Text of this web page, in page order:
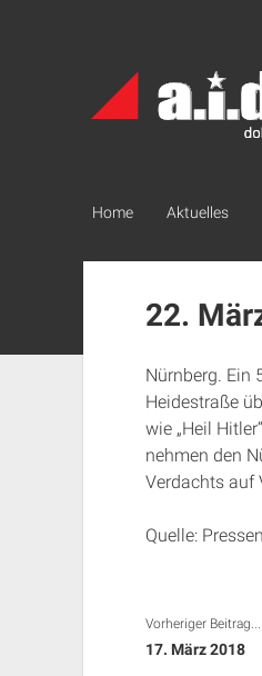
Archiv
München
Home Aktuelles
22.
Nürnberg. Ein
Heidestraße
wie „Heil
nehmen den
Verdachts auf
Quelle:
Vorheriger Beitrag...
17. März 2018